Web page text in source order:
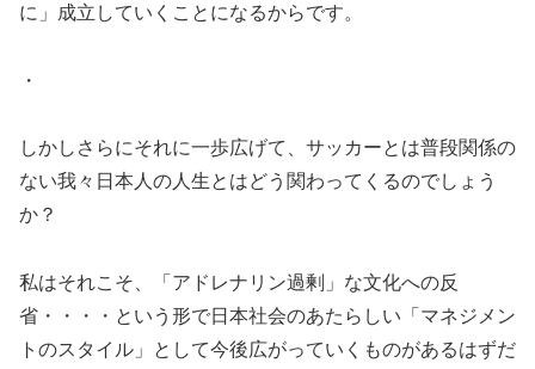
に」成立していくことになるからです。
・
しかしさらにそれに一歩広げて、サッカーとは普段関係の
ない我々日本人の人生とはどう関わってくるのでしょう
か？
私はそれこそ、「アドレナリン過剰」な文化への反
省・・・・という形で日本社会のあたらしい「マネジメン
トのスタイル」として今後広がっていくものがあるはずだ